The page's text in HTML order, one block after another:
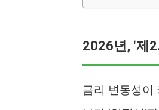
2026년, ‘제
금리 변동성이